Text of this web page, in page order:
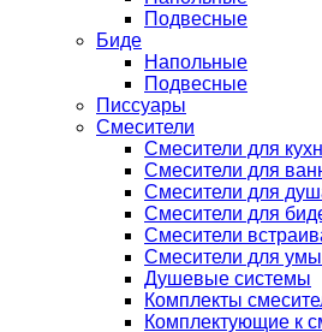
Подвесные
Биде
Напольные
Подвесные
Писсуары
Смесители
Смесители для
Смесители для
Смесители для
Смесители для
Смесители
Смесители для
Душевые системы
Комплекты
Комплектующие к